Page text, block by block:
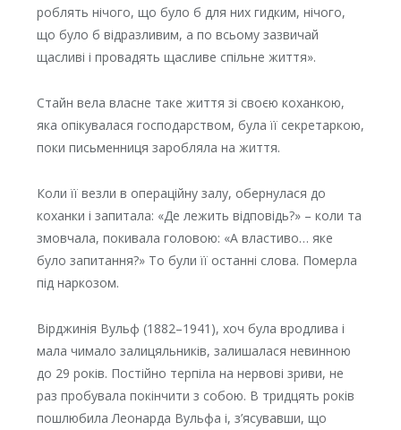
роблять нічого, що було б для них гидким, нічого,
що було б відразливим, а по всьому зазвичай
щасливі і провадять щасливе спільне життя».
Стайн вела власне таке життя зі своєю коханкою,
яка опікувалася господарством, була її секретаркою,
поки письменниця заробляла на життя.
Коли її везли в операційну залу, обернулася до
коханки і запитала: «Де лежить відповідь?» – коли та
змовчала, покивала головою: «А властиво… яке
було запитання?» То були її останні слова. Померла
під наркозом.
Вірджинія Вульф (1882–1941), хоч була вродлива і
мала чимало залицяльників, залишалася невинною
до 29 років. Постійно терпіла на нервові зриви, не
раз пробувала покінчити з собою. В тридцять років
пошлюбила Леонарда Вульфа і, з’ясувавши, що